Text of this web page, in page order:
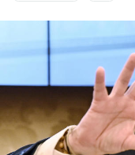
PODCAST
NEWSLETTER
I MIEI PREFERITI